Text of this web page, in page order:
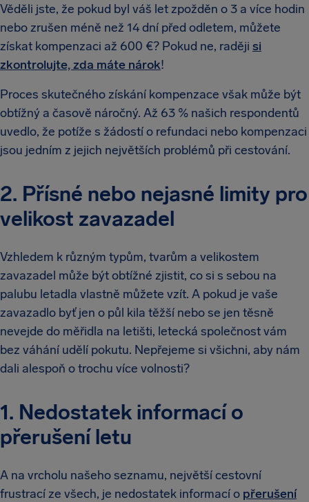
Věděli jste, že pokud byl váš let zpožděn o 3 a více hodin
nebo zrušen méně než 14 dní před odletem, můžete
získat kompenzaci až 600 €? Pokud ne, raději si
zkontrolujte, zda máte nárok!
Proces skutečného získání kompenzace však může být
obtížný a časově náročný. Až 63 % našich respondentů
uvedlo, že potíže s žádostí o refundaci nebo kompenzaci
jsou jedním z jejich největších problémů při cestování.
2. Přísné nebo nejasné limity pro
velikost zavazadel
Vzhledem k různým typům, tvarům a velikostem
zavazadel může být obtížné zjistit, co si s sebou na
palubu letadla vlastně můžete vzít. A pokud je vaše
zavazadlo byť jen o půl kila těžší nebo se jen těsně
nevejde do měřidla na letišti, letecká společnost vám
bez váhání udělí pokutu. Nepřejeme si všichni, aby nám
dali alespoň o trochu více volnosti?
1. Nedostatek informací o
přerušení letu
A na vrcholu našeho seznamu, největší cestovní
frustrací ze všech, je nedostatek informací o přerušení